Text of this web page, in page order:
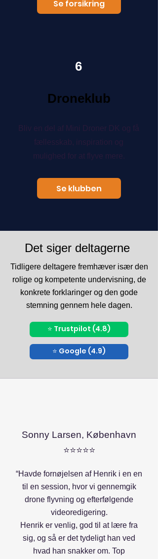
Se forsikring
6
Droneklub
Bliv en del af Mini Droner DK og få
fællesskab, inspiration og
mulighed for at flyve mere.
Se klubben
Det siger deltagerne
Tidligere deltagere fremhæver især den
rolige og kompetente undervisning, de
konkrete forklaringer og den gode
stemning gennem hele dagen.
⭐ Trustpilot (4.8)
⭐ Google (4.9)
Sonny Larsen, København
⭐⭐⭐⭐⭐
“Havde fornøjelsen af Henrik i en en
til en session, hvor vi gennemgik
drone flyvning og efterfølgende
videoredigering.
Henrik er venlig, god til at lære fra
sig, og så er det tydeligt han ved
hvad han snakker om. Top